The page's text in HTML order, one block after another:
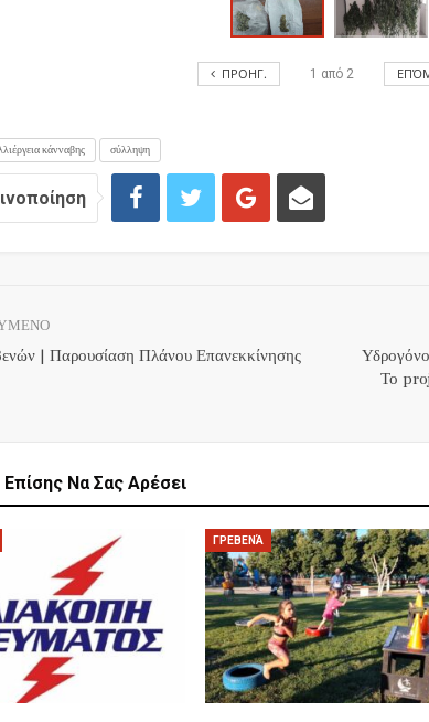
ΠΡΟΗΓ. 1 από 2
κάνναβης σύλληψη
| Παρουσίαση Πλάνου Επανεκκίνησης
Το
Να Σας Αρέσει
ΓΡΕΒΕΝΆ